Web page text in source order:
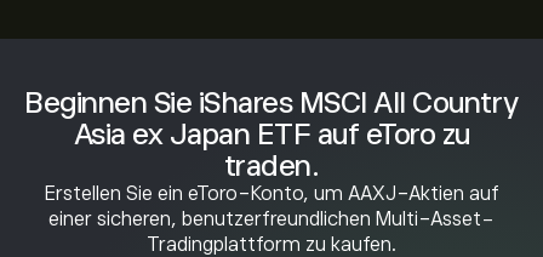
Beginnen Sie iShares MSCI All Country
Asia ex Japan ETF auf eToro zu
traden.
Erstellen Sie ein eToro-Konto, um AAXJ-Aktien auf
einer sicheren, benutzerfreundlichen Multi-Asset-
Tradingplattform zu kaufen.